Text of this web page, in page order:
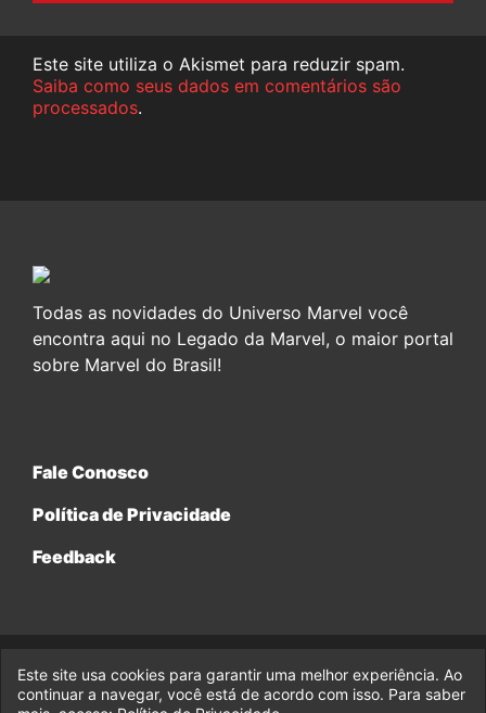
Este site utiliza o Akismet para reduzir spam.
Saiba como seus dados em comentários são
processados.
Todas as novidades do Universo Marvel você
encontra aqui no Legado da Marvel, o maior portal
sobre Marvel do Brasil!
Fale Conosco
Política de Privacidade
Feedback
© 2017-2026 Legado da Marvel, uma empresa da Legado
Enterprises.
Este site usa cookies para garantir uma melhor experiência. Ao
continuar a navegar, você está de acordo com isso. Para saber